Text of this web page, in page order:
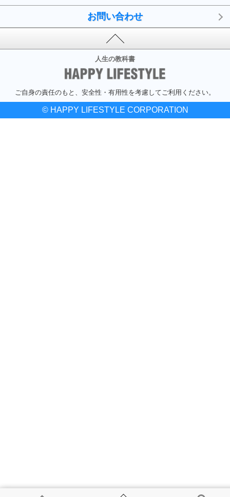
お問い合わせ
人生の教科書
ご自身の責任のもと、安全性・有用性を考慮してご利用ください。
© HAPPY LIFESTYLE CORPORATION